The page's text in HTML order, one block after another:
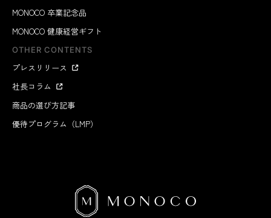
MONOCO 卒業記念品
MONOCO 健康経営ギフト
OTHER CONTENTS
プレスリリース
社長コラム
商品の選び方記事
優待プログラム（LMP）